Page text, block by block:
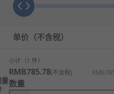
所有选择保存到仪表和计算
程的正常进行。高精度的过
单价（不含税）
小计（1 件）
RMB785.78(不含税)
数量